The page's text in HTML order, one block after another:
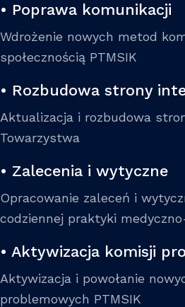
• Poprawa komunikacji
Wdrożenie nowych metod
społecznością PTMSIK
• Rozbudowa strony
Aktualizacja i rozbudowa
Towarzystwa
• Zalecenia i wytyczne
Opracowanie zaleceń i
codziennej praktyki
• Aktywizacja komisji
Aktywizacja i powołanie
problemowych PTMSIK